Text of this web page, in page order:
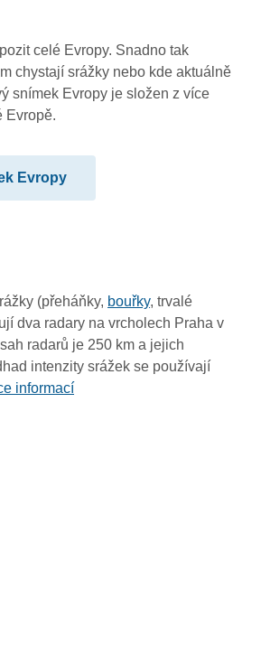
13:50
13:40
13:30
11:50
11:40
11:30
11:20
celé Evropy. Snadno tak
chystají srážky nebo kde aktuálně
snímek Evropy je složen z více
Evropě.
Evropy
(přeháňky, bouřky, trvalé
dva radary na vrcholech Praha v
radarů je 250 km a jejich
intenzity srážek se používají
informací